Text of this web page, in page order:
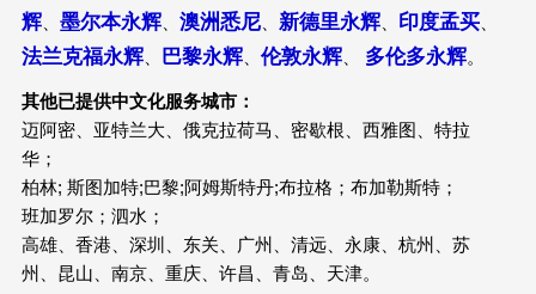
辉、 墨尔本永辉、 澳洲悉尼、 新德里永辉、 印度孟买、
法兰克福永辉、 巴黎永辉、 伦敦永辉、 多伦多永辉。
其他已提供中文化服务城市：
迈阿密、亚特兰大、俄克拉荷马、密歇根、西雅图、特拉
华；
柏林; 斯图加特;巴黎;阿姆斯特丹;布拉格；布加勒斯特；
班加罗尔；泗水；
高雄、香港、深圳、东关、广州、清远、永康、杭州、苏
州、昆山、南京、重庆、许昌、青岛、天津。